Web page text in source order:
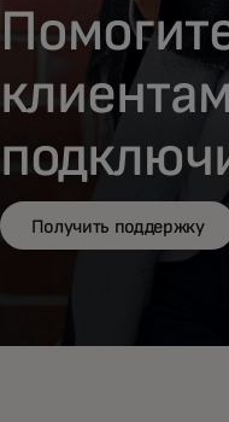
клиентам
Получить поддержку